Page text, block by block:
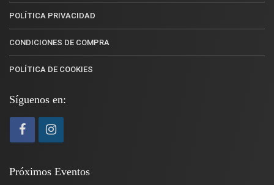
POLÍTICA PRIVACIDAD
CONDICIONES DE COMPRA
POLÍTICA DE COOKIES
Síguenos en:
Próximos Eventos